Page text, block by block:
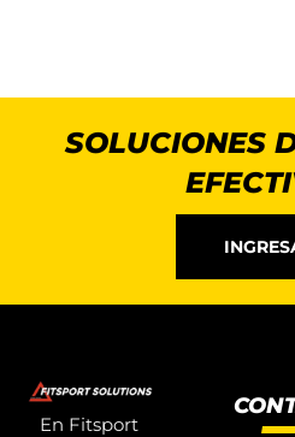
SOLUCIONES
En Fitsport